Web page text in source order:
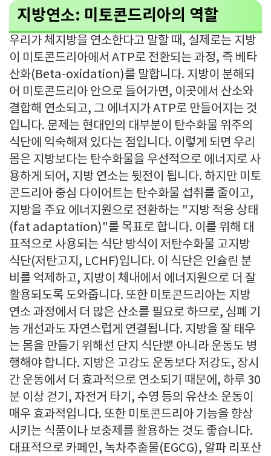
지방연소: 미토콘드리아의 역할
우리가 체지방을 연소한다고 말할 때, 실제로는 지방
이 미토콘드리아에서 ATP로 전환되는 과정, 즉 베타
산화(Beta-oxidation)를 말합니다. 지방이 분해되
어 미토콘드리아 안으로 들어가면, 이곳에서 산소와
결합해 연소되고, 그 에너지가 ATP로 만들어지는 것
입니다. 문제는 현대인의 대부분이 탄수화물 위주의
식단에 익숙해져 있다는 점입니다. 이렇게 되면 우리
몸은 지방보다는 탄수화물을 우선적으로 에너지로 사
용하게 되어, 지방 연소는 뒷전이 됩니다. 하지만 미토
콘드리아 중심 다이어트는 탄수화물 섭취를 줄이고,
지방을 주요 에너지원으로 전환하는 "지방 적응 상태
(fat adaptation)"를 목표로 합니다. 이를 위해 대
표적으로 사용되는 식단 방식이 저탄수화물 고지방
식단(저탄고지, LCHF)입니다. 이 식단은 인슐린 분
비를 억제하고, 지방이 체내에서 에너지원으로 더 잘
활용되도록 도와줍니다. 또한 미토콘드리아는 지방
연소 과정에서 더 많은 산소를 필요로 하므로, 심폐 기
능 개선과도 자연스럽게 연결됩니다. 지방을 잘 태우
는 몸을 만들기 위해선 단지 식단뿐 아니라 운동도 병
행해야 합니다. 지방은 고강도 운동보다 저강도, 장시
간 운동에서 더 효과적으로 연소되기 때문에, 하루 30
분 이상 걷기, 자전거 타기, 수영 등의 유산소 운동이
매우 효과적입니다. 또한 미토콘드리아 기능을 향상
시키는 식품이나 보충제를 활용하는 것도 좋습니다.
대표적으로 카페인, 녹차추출물(EGCG), 알파 리포산